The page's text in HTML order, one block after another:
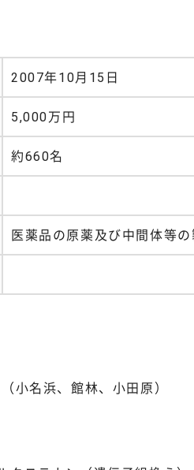
2007年10月15日
5,000万円
約660名
医薬品の原薬及び中間体等
小名浜、館林、小田原）